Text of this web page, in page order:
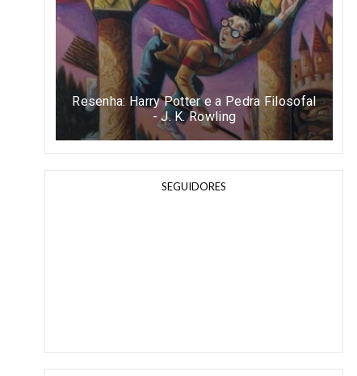
Resenha: Harry Potter e a Pedra Filosofal
- J. K. Rowling
SEGUIDORES